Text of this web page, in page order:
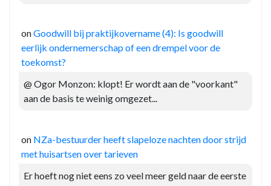
onGoodwill bij praktijkovername (4): Is goodwill
eerlijk ondernemerschap of een drempel voor de
toekomst?
@ Ogor Monzon: klopt! Er wordt aan de "voorkant"
aan de basis te weinig omgezet...
on NZa-bestuurder heeft slapeloze nachten door strijd
met huisartsen over tarieven
Er hoeft nog niet eens zo veel meer geld naar de eerste